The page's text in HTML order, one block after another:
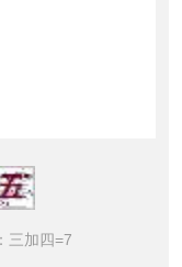
三加四=7